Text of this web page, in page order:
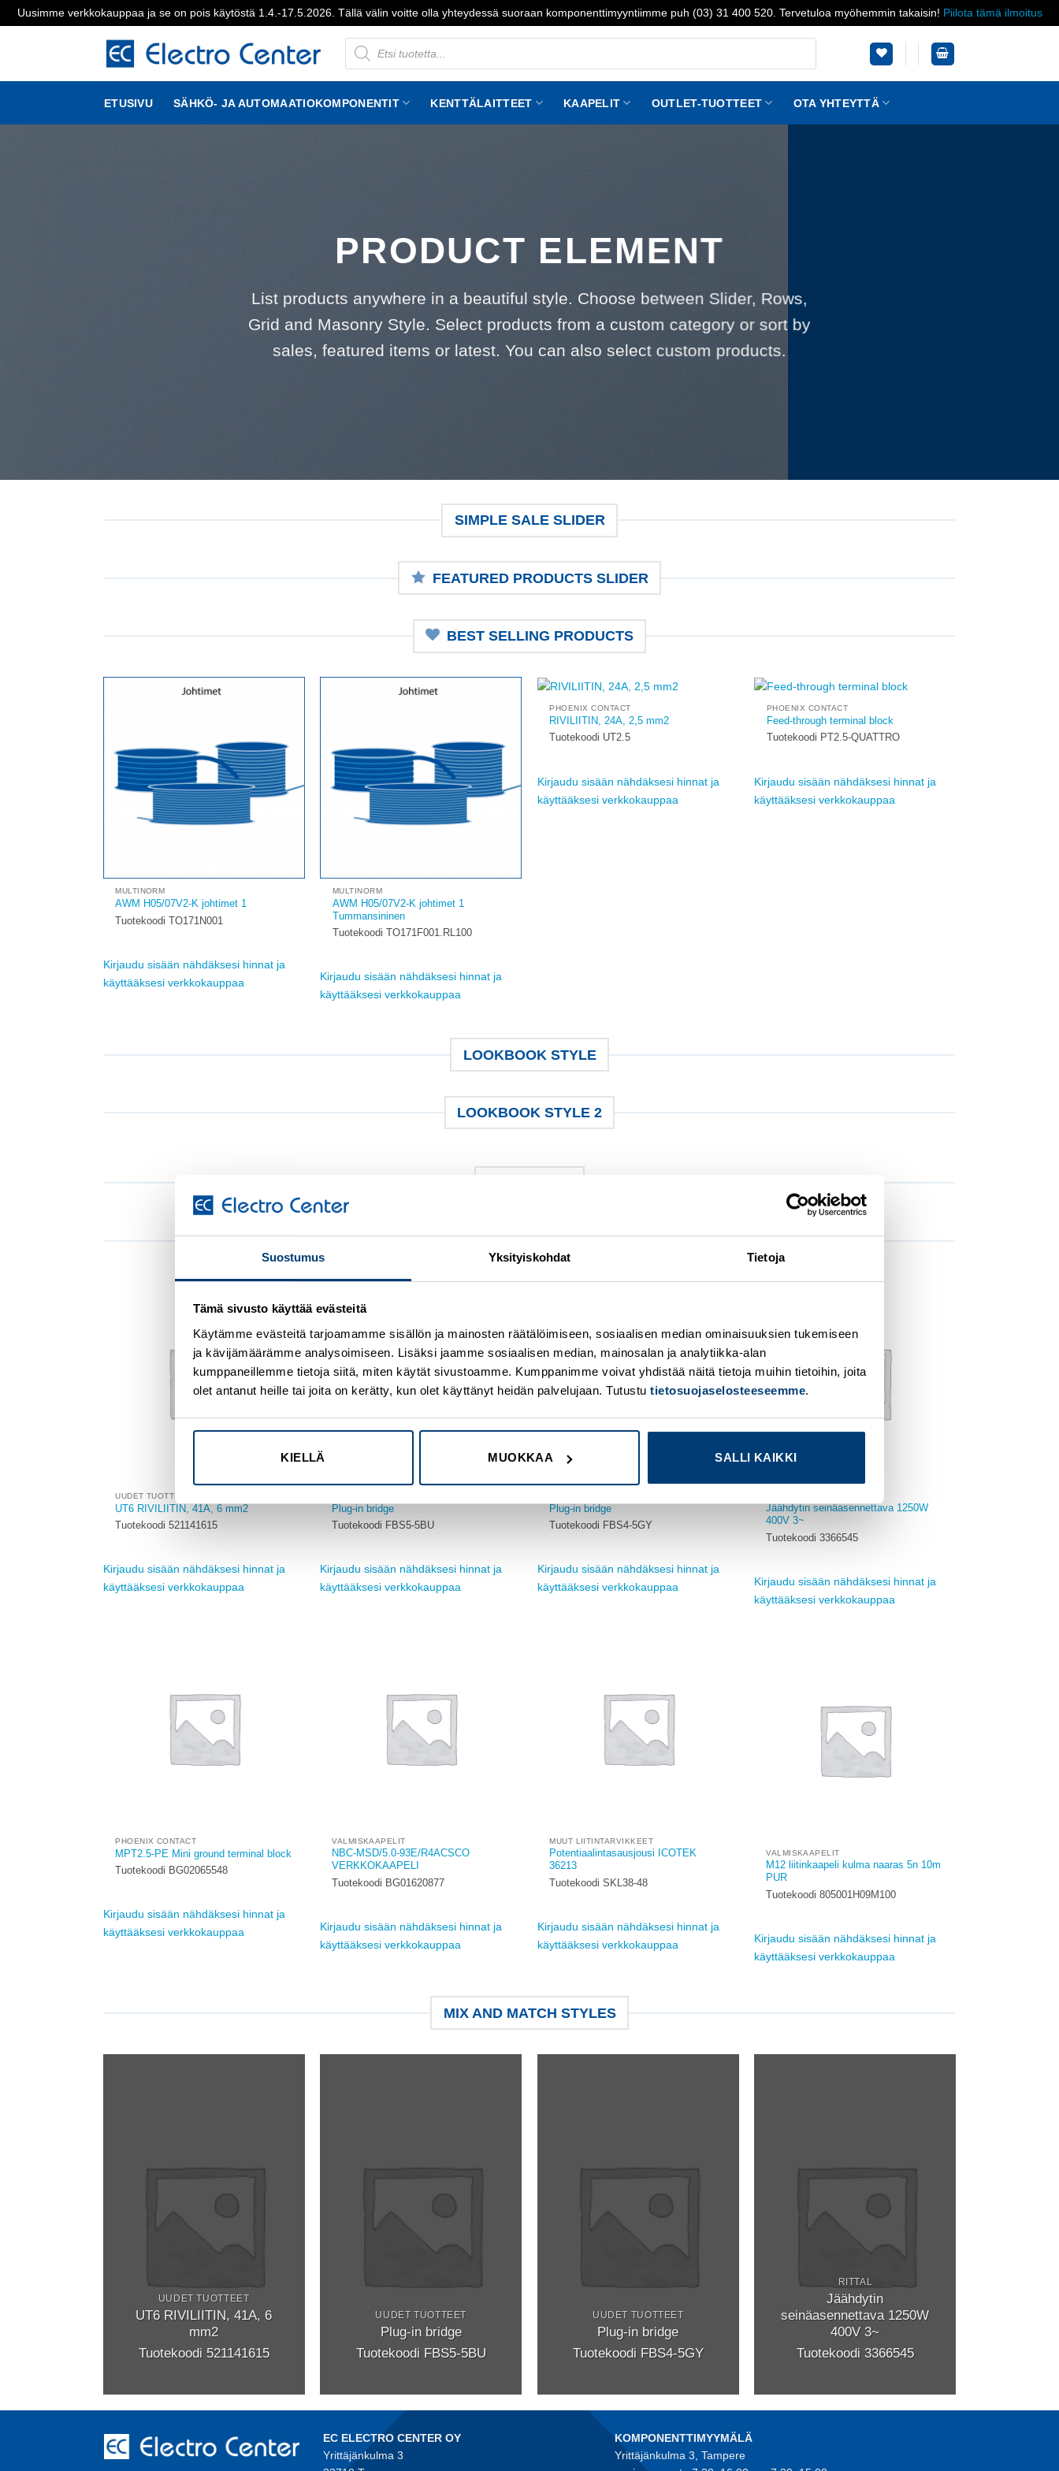
Suostumus Yksityiskohdat Tietoja
Tämä sivusto käyttää evästeitä
Käytämme evästeitä tarjoamamme sisällön ja mainosten räätälöimiseen, sosiaalisen median ominaisuuksien tukemiseen
ja kävijämäärämme analysoimiseen. Lisäksi jaamme sosiaalisen median, mainosalan ja analytiikka-alan
kumppaneillemme tietoja siitä, miten käytät sivustoamme. Kumppanimme voivat yhdistää näitä tietoja muihin tietoihin, joita
olet antanut heille tai joita on kerätty, kun olet käyttänyt heidän palvelujaan. Tutustu tietosuojaselosteeseemme.
KIELLÄ MUOKKAA SALLI KAIKKI
Uusimme verkkokauppaa ja se on pois käytöstä 1.4.-17.5.2026. Tällä välin voitte olla yhteydessä suoraan komponenttimyyntiimme puh (03) 31 400 520. Tervetuloa myöhemmin takaisin! Piilota tämä ilmoitus
Products
search
ETUSIVU SÄHKÖ- JA AUTOMAATIOKOMPONENTIT KENTTÄLAITTEET KAAPELIT OUTLET-TUOTTEET OTA YHTEYTTÄ
PRODUCT ELEMENT
List products anywhere in a beautiful style. Choose between Slider, Rows,
Grid and Masonry Style. Select products from a custom category or sort by
sales, featured items or latest. You can also select custom products.
SIMPLE SALE SLIDER
FEATURED PRODUCTS SLIDER
BEST SELLING PRODUCTS
MULTINORM
AWM H05/07V2-K johtimet 1
Tuotekoodi TO171N001
Kirjaudu sisään nähdäksesi hinnat ja
käyttääksesi verkkokauppaa
MULTINORM
AWM H05/07V2-K johtimet 1
Tummansininen
Tuotekoodi TO171F001.RL100
Kirjaudu sisään nähdäksesi hinnat ja
käyttääksesi verkkokauppaa
PHOENIX CONTACT
RIVILIITIN, 24A, 2,5 mm2
Tuotekoodi UT2.5
Kirjaudu sisään nähdäksesi hinnat ja
käyttääksesi verkkokauppaa
PHOENIX CONTACT
Feed-through terminal block
Tuotekoodi PT2.5-QUATTRO
Kirjaudu sisään nähdäksesi hinnat ja
käyttääksesi verkkokauppaa
LOOKBOOK STYLE
LOOKBOOK STYLE 2
MASONERY STYLE
wishlist
UUDET TUOTTEET
UT6 RIVILIITIN, 41A, 6 mm2
Tuotekoodi 521141615
Kirjaudu sisään nähdäksesi hinnat ja
käyttääksesi verkkokauppaa
wishlist
Plug-in bridge
Tuotekoodi FBS5-5BU
Kirjaudu sisään nähdäksesi hinnat ja
käyttääksesi verkkokauppaa
wishlist
Plug-in bridge
Tuotekoodi FBS4-5GY
Kirjaudu sisään nähdäksesi hinnat ja
käyttääksesi verkkokauppaa
Jäähdytin seinäasennettava 1250W
400V 3~
Tuotekoodi 3366545
Kirjaudu sisään nähdäksesi hinnat ja
käyttääksesi verkkokauppaa
PHOENIX CONTACT
MPT2.5-PE Mini ground terminal block
Tuotekoodi BG02065548
Kirjaudu sisään nähdäksesi hinnat ja
käyttääksesi verkkokauppaa
VALMISKAAPELIT
NBC-MSD/5.0-93E/R4ACSCO
VERKKOKAAPELI
Tuotekoodi BG01620877
Kirjaudu sisään nähdäksesi hinnat ja
käyttääksesi verkkokauppaa
MUUT LIITINTARVIKKEET
Potentiaalintasausjousi ICOTEK
36213
Tuotekoodi SKL38-48
Kirjaudu sisään nähdäksesi hinnat ja
käyttääksesi verkkokauppaa
VALMISKAAPELIT
M12 liitinkaapeli kulma naaras 5n 10m
PUR
Tuotekoodi 805001H09M100
Kirjaudu sisään nähdäksesi hinnat ja
käyttääksesi verkkokauppaa
MIX AND MATCH STYLES
UUDET TUOTTEET
UT6 RIVILIITIN, 41A, 6
mm2
Tuotekoodi 521141615
UUDET TUOTTEET
Plug-in bridge
Tuotekoodi FBS5-5BU
UUDET TUOTTEET
Plug-in bridge
Tuotekoodi FBS4-5GY
RITTAL
Jäähdytin
seinäasennettava 1250W
400V 3~
Tuotekoodi 3366545
EC ELECTRO CENTER OY
Yrittäjänkulma 3
KOMPONENTTIMYYMÄLÄ
Yrittäjänkulma 3, Tampere